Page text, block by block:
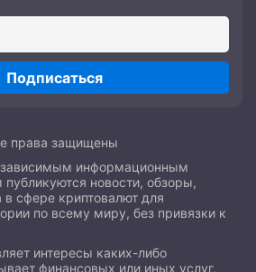
Подписаться
права защищены
информационным
новости, обзоры,
в сфере криптовалют для
по всему миру, без привязки к
интересы каких-либо
финансовых или иных услуг,